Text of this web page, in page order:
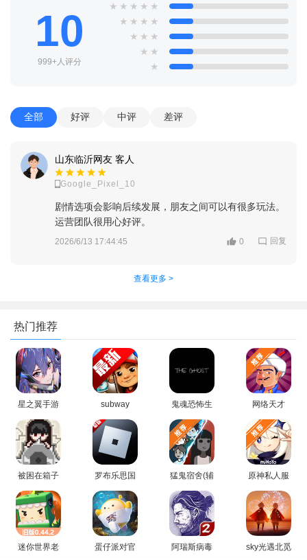
10
999+人评分
★ ★ ★ ★ ★
★ ★ ★ ★
★ ★ ★
★ ★
★
全部 好评 中评 差评
山东临沂网友 客人
Google_Pixel_10
剧情选项会影响后续发展，朋友之间可以有很多玩法。
运营团队很用心好评。
2026/6/13 17:44:45 0 回复
查看更多 >
热门推荐
星之翼手游
官方正版手
机版
subway
surfers国际
版下载最新
版
鬼魂恐怖生
存国际服
(The Ghost)
官方正版中
文版
网络天才
akinator安
卓中文版安
装
被困在箱子
里的妹妹游
戏汉化版(卡
在箱子里的
女孩)
罗布乐思国
际版手游
2026最新版
本
猛鬼宿舍(辅
助菜单)主播
同款游戏
原神私人服
官方正版
(YuukiGI
YS)
迷你世界老
蛋仔派对官
阿瑞斯病毒
sky光遇北觅